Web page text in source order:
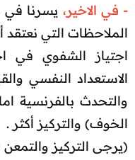
- في الاخير، يسرنا في
الملاحظات التي
اجتياز الشفوي في
الاستعداد النفسي
والتحدث بالفرنسية
الخوف) والتركيز أكثر .
(يرجى التركيز